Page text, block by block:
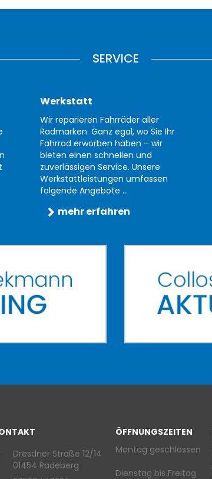
SERVICE
Werkstatt
Wir reparieren Fahrräder aller
Radmarken. Ganz egal, wo Sie Ihr
Fahrrad erworben haben – wir
bieten einen schnellen und
zuverlässigen Service. Unsere
Werkstattleistungen umfassen
folgende Angebote ...
mehr erfahren
Dresdner Straße 12/14
01454 Radeberg
ÖFFNUNGSZEITEN
Montag geschlossen
Dienstag bis Freitag